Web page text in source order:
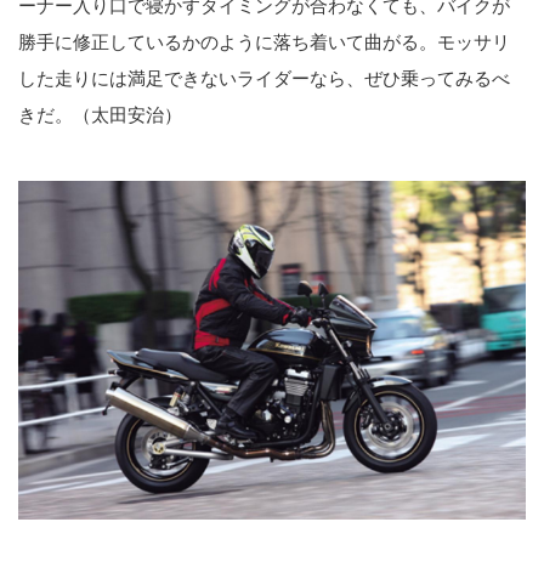
ーナー入り口で寝かすタイミングが合わなくても、バイクが
勝手に修正しているかのように落ち着いて曲がる。モッサリ
した走りには満足できないライダーなら、ぜひ乗ってみるべ
きだ。（太田安治）